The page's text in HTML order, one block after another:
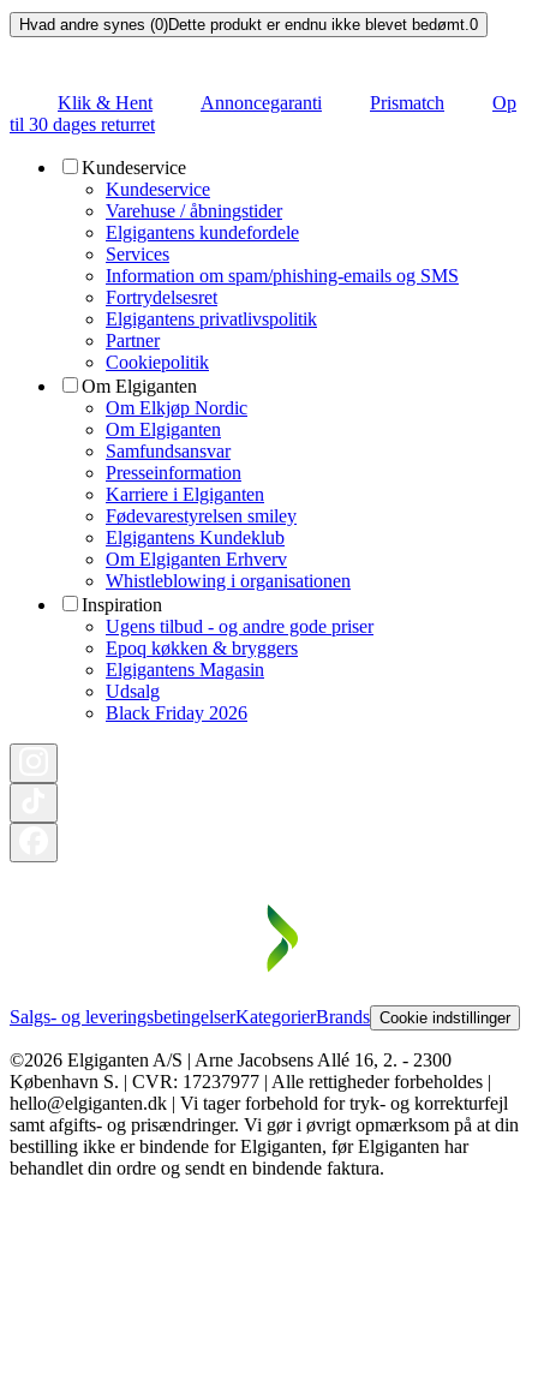
Hvad andre synes (0)Dette produkt er endnu ikke blevet bedømt.0
Klik & Hent Annoncegaranti Prismatch
Op
til 30 dages returret
Kundeservice
Kundeservice
Varehuse / åbningstider
Elgigantens kundefordele
Services
Information om spam/phishing-emails og SMS
Fortrydelsesret
Elgigantens privatlivspolitik
Partner
Cookiepolitik
Om Elgiganten
Om Elkjøp Nordic
Om Elgiganten
Samfundsansvar
Presseinformation
Karriere i Elgiganten
Fødevarestyrelsen smiley
Elgigantens Kundeklub
Om Elgiganten Erhverv
Whistleblowing i organisationen
Inspiration
Ugens tilbud - og andre gode priser
Epoq køkken & bryggers
Elgigantens Magasin
Udsalg
Black Friday 2026
Salgs- og leveringsbetingelserKategorierBrands Cookie indstillinger
©2026 Elgiganten A/S | Arne Jacobsens Allé 16, 2. - 2300
København S. | CVR: 17237977 | Alle rettigheder forbeholdes |
hello@elgiganten.dk | Vi tager forbehold for tryk- og korrekturfejl
samt afgifts- og prisændringer. Vi gør i øvrigt opmærksom på at din
bestilling ikke er bindende for Elgiganten, før Elgiganten har
behandlet din ordre og sendt en bindende faktura.